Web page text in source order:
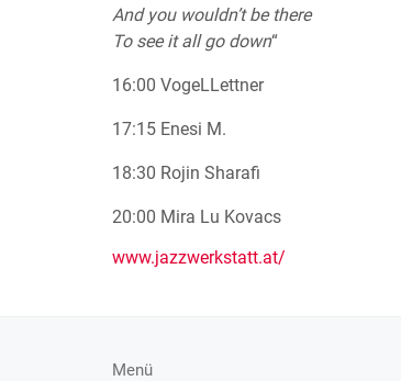
And you wouldn’t be there
To see it all go down“
16:00 VogeLLettner
17:15 Enesi M.
18:30 Rojin Sharafi
20:00 Mira Lu Kovacs
www.jazzwerkstatt.at/
Menü